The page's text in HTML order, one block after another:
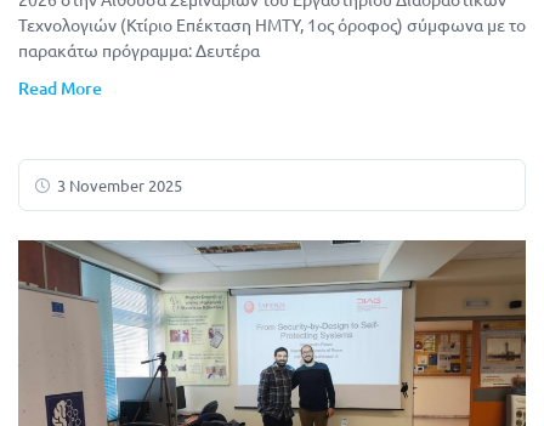
Τεχνολογιών (Κτίριο Επέκταση ΗΜΤΥ, 1ος όροφος) σύμφωνα με το
παρακάτω πρόγραμμα: Δευτέρα
Read More
3 November 2025